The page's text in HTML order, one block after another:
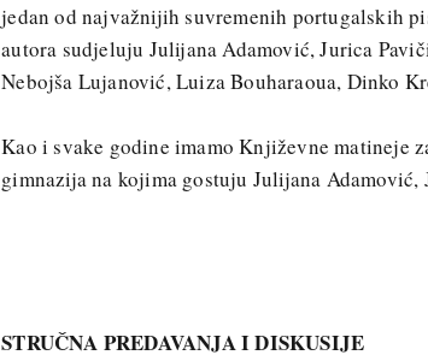
jedan od najvažnijih suvremenih portugalskih
autora sudjeluju Julijana Adamović, Jurica
Nebojša Lujanović, Luiza Bouharaoua, Dinko
Kao i svake godine imamo Književne matineje
gimnazija na kojima gostuju Julijana
STRUČNA PREDAVANJA I DISKUSIJE